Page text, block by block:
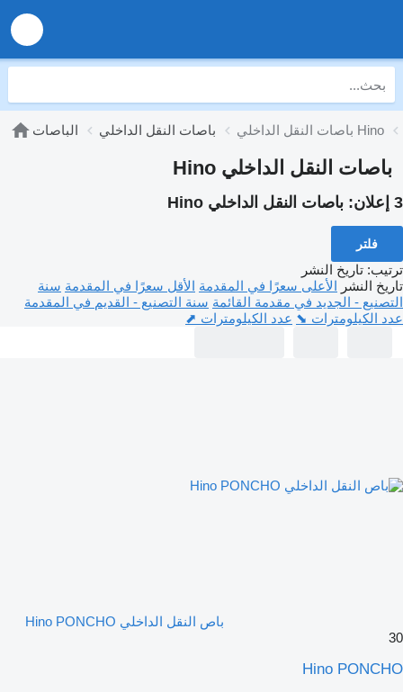
الباصات باصات النقل الداخلي باصات النقل الداخلي Hino
باصات النقل الداخلي Hino
3 إعلان: باصات النقل الداخلي Hino
فلتر
ترتيب: تاريخ النشر
تاريخ النشر الأعلى سعرًا في المقدمة الأقل سعرًا في المقدمة سنة
التصنيع - الجديد في مقدمة القائمة سنة التصنيع - القديم في المقدمة
عدد الكيلومترات ⬊ عدد الكيلومترات ⬈
باص النقل الداخلي Hino PONCHO
30
Hino PONCHO